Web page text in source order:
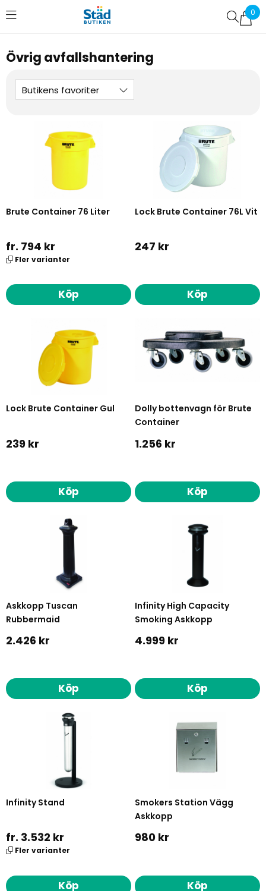
0
Favoriter (0)
Övrig avfallshantering
Butikens favoriter
Brute Container 76 Liter
fr. 794 kr
Fler varianter
Köp
Lock Brute Container 76L Vit
247 kr
Köp
Lock Brute Container Gul
239 kr
Köp
Dolly bottenvagn för Brute
Container
1.256 kr
Köp
Askkopp Tuscan
Rubbermaid
2.426 kr
Köp
Infinity High Capacity
Smoking Askkopp
4.999 kr
Köp
Infinity Stand
fr. 3.532 kr
Fler varianter
Köp
Smokers Station Vägg
Askkopp
980 kr
Köp